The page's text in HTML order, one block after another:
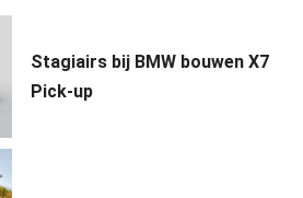
Stagiairs bij BMW bouwen X7
Pick-up